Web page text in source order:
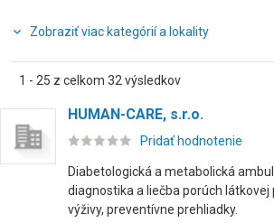
Zobraziť viac kategórií a lokality
1 - 25 z celkom 32 výsledkov
HUMAN-CARE, s.r.o.
Pridať hodnotenie
Diabetologická a metabolická
diagnostika a liečba porúch látkovej
výživy, preventívne prehliadky.